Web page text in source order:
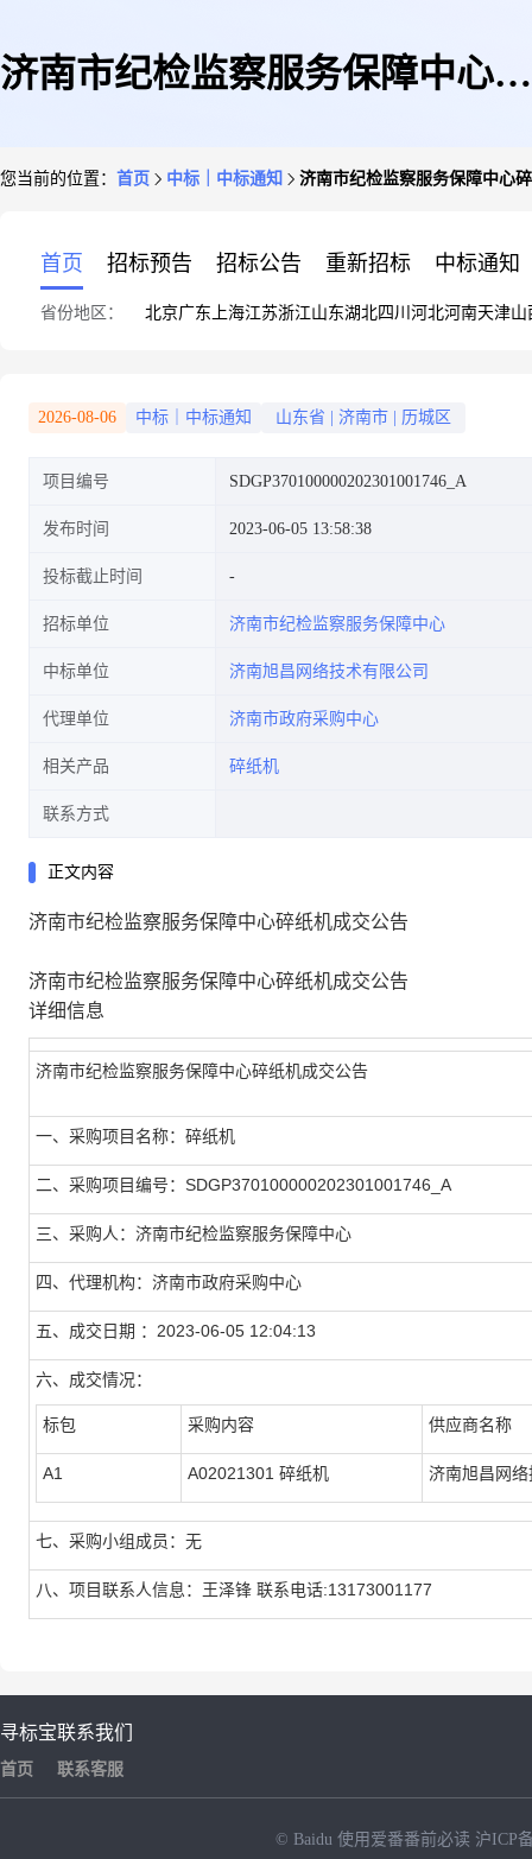
济南市纪检监察服务保障中心碎
您当前的位置： 首页 中标｜中标通知 济南市纪检监察服务保障中心
首页 招标预告 招标公告 重新招标 中标通知
省份地区： 北京广东 上海江苏浙江山东湖北四川 河北河南天津山
2026-08-06 中标｜中标通知 山东省 济南市 历城区
项目编号 SDGP370100000202301001746_A
发布时间 2023-06-05 13:58:38
投标截止时间
招标单位 济南市纪检监察服务保障中心
中标单位 济南旭昌网络技术有限公司
代理单位 济南市政府采购中心
相关产品 碎纸机
联系方式
正文内容
济南市纪检监察服务保障中心碎纸机成交公告
济南市纪检监察服务保障中心碎纸机成交公告
详细信息
济南市纪检监察服务保障中心碎纸机成交公告
一、采购项目名称：碎纸机
二、采购项目编号：SDGP370100000202301001746_A
三、采购人：济南市纪检监察服务保障中心
四、代理机构：济南市政府采购中心
五、成交日期 ：2023-06-05 12:04:13
六、成交情况：
标包 采购内容 供应商名称
A1 A02021301 碎纸机 济南旭昌网
七、采购小组成员：无
八、项目联系人信息：王泽锋 联系电话:13173001177
寻标宝
首页
联系我们
联系客服
© Baidu 使用爱番番前必读 沪ICP